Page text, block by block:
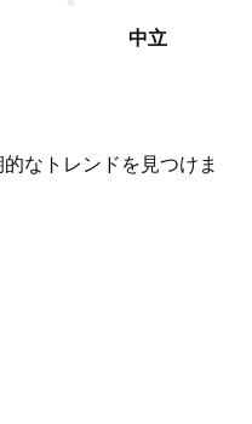
中立
なトレンドを見つけま